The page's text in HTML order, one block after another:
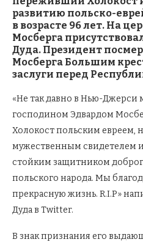
развитию польско-
в возрасте 96 лет. На
Мосберга
Дуда. Президент
Мосберга Большим
заслуги перед
«Не так давно в Нью-Джерси
господином Эдвардом
Холокост польским евреем,
мужественным свидетелем
стойким защитником
польского народа. Мы
прекрасную жизнь. R.I.P»
Дуда в Twitter.
В знак признания его